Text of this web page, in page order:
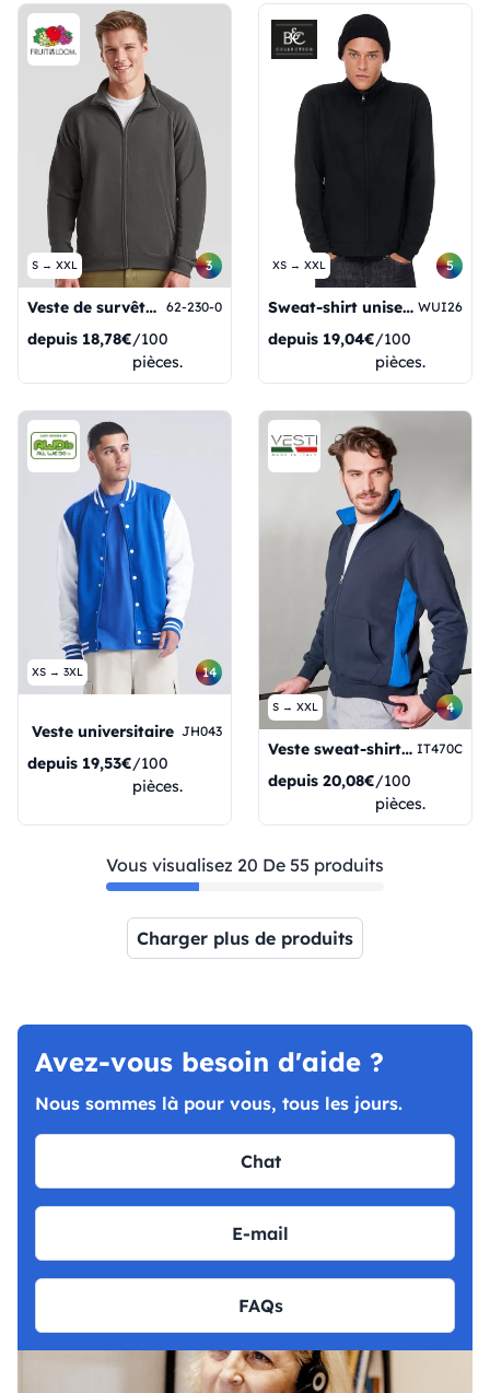
S → XXL 3
Veste de survêtement classique 62-230-0
depuis 18,78€/100
pièces.
XS → XXL 5
Sweat-shirt unisexe à fermeture éclair longue ID206 WUI26
depuis 19,04€/100
pièces.
XS → 3XL 14
Veste universitaire JH043
depuis 19,53€/100
pièces.
S → XXL 4
Veste sweat-shirt longue zippée avec côtés contrastés IT470C
depuis 20,08€/100
pièces.
Vous visualisez 20 De 55 produits
Charger plus de produits
Avez-vous besoin d'aide ?
Nous sommes là pour vous, tous les jours.
Chat
E-mail
FAQs